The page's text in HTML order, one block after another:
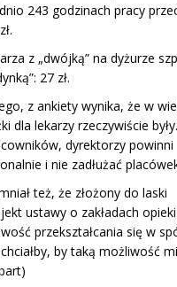
243 godzinach pracy
z „dwójką” na dyżurze
27 zł.
z ankiety wynika, że w
dla lekarzy rzeczywiście
dyrektorzy powinni
i nie zadłużać
też, że złożony do laski
ustawy o zakładach
przekształcania się w
by taką możliwość